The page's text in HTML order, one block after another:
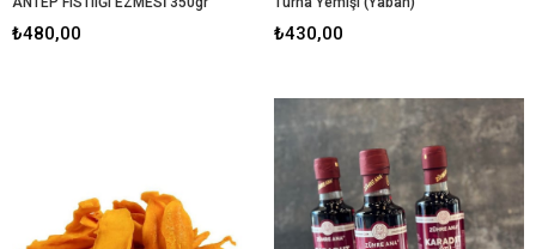
₺480,00 ₺430,00